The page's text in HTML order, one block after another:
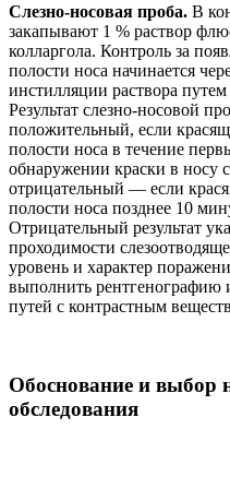
Слезно-носовая проба. В
закапывают 1 % раствор
колларгола. Контроль за
полости носа начинается
инстилляции раствора
Результат слезно-носовой
положительный, если
полости носа в течение
обнаружении краски в носу
отрицательный — если
полости носа позднее 10
Отрицательный результат
проходимости
уровень и характер
выполнить
путей с контрастным
Обоснование и выбор
обследования